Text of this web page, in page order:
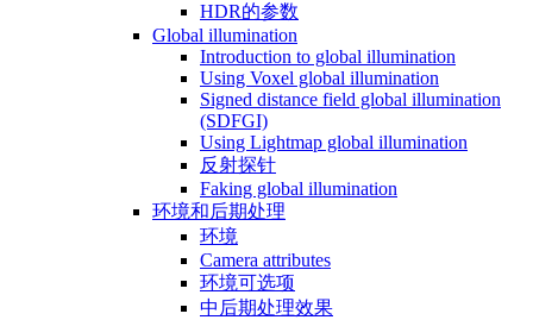
HDR的参数
Global illumination
Introduction to global illumination
Using Voxel global illumination
Signed distance field global illumination
(SDFGI)
Using Lightmap global illumination
反射探针
Faking global illumination
环境和后期处理
环境
Camera attributes
环境可选项
中后期处理效果